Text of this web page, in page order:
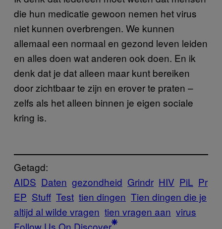
die hun medicatie gewoon nemen het virus
niet kunnen overbrengen. We kunnen
allemaal een normaal en gezond leven leiden
en alles doen wat anderen ook doen. En ik
denk dat je dat alleen maar kunt bereiken
door zichtbaar te zijn en erover te praten –
zelfs als het alleen binnen je eigen sociale
kring is.
Getagd:
AIDS Daten gezondheid Grindr HIV PiL Pr
EP Stuff Test tien dingen Tien dingen die je
altijd al wilde vragen tien vragen aan virus